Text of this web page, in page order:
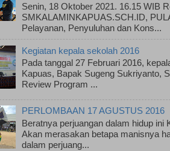
Senin, 18 Oktober 2021. 16.15 WIB
SMKALAMINKAPUAS.SCH.ID,
Pelayanan, Penyuluhan dan Kons...
Kegiatan kepala sekolah 2016
Pada tanggal 27 Februari 2016,
Kapuas, Bapak Sugeng Sukriyanto,
Review Program ...
PERLOMBAAN 17 AGUSTUS 2016
Beratnya perjuangan dalam hidup ini
Akan merasakan betapa manisnya
dalam perjuang...